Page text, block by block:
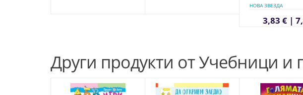
НОВА ЗВЕЗДА
3,83 € |
Други продукти от Учебници и